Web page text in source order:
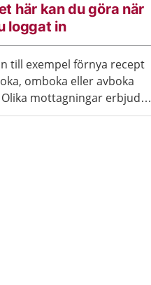
här kan du göra när
loggat in
till exempel förnya recept
omboka eller avboka
mottagningar erbjuder